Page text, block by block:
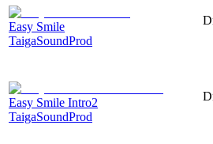
Easy Smile
TaigaSoundProd
Easy Smile Intro2
TaigaSoundProd